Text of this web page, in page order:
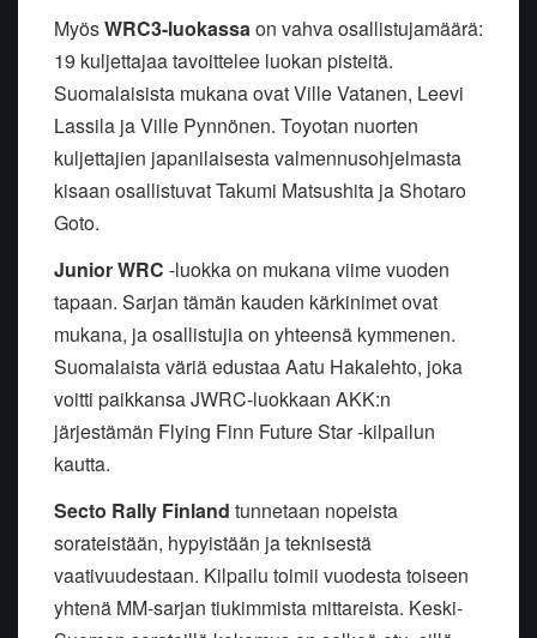
MyösWRC3-luokassaon vahva osallistujamäärä:
19 kuljettajaa tavoittelee luokan pisteitä.
Suomalaisista mukana ovat Ville Vatanen, Leevi
Lassila ja Ville Pynnönen. Toyotan nuorten
kuljettajien japanilaisesta valmennusohjelmasta
kisaan osallistuvat Takumi Matsushita ja Shotaro
Goto.
Junior WRC -luokka on mukana viime vuoden
tapaan. Sarjan tämän kauden kärkinimet ovat
mukana, ja osallistujia on yhteensä kymmenen.
Suomalaista väriä edustaa Aatu Hakalehto, joka
voitti paikkansa JWRC-luokkaan AKK:n
järjestämän Flying Finn Future Star -kilpailun
kautta.
Secto Rally Finland tunnetaan nopeista
sorateistään, hypyistään ja teknisestä
vaativuudestaan. Kilpailu toimii vuodesta toiseen
yhtenä MM-sarjan tiukimmista mittareista. Keski-